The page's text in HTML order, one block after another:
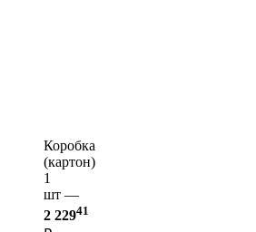
Коробка
(картон)
1
шт —
2 22941